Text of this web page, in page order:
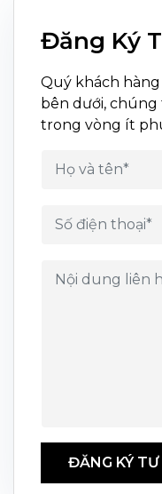
Đăng Ký
Quý khách
bên dưới, chúng
trong vòng ít
ĐĂNG KÝ TƯ